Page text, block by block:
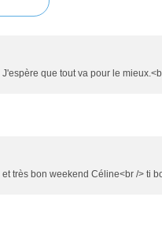
que tout va pour le
très bon weekend Céline<br /> ti